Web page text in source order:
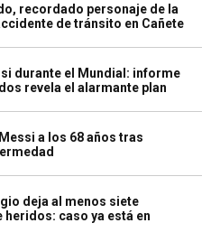
recordado personaje de la
de tránsito en Cañete
durante el Mundial: informe
revela el alarmante plan
a los 68 años tras
deja al menos siete
caso ya está en